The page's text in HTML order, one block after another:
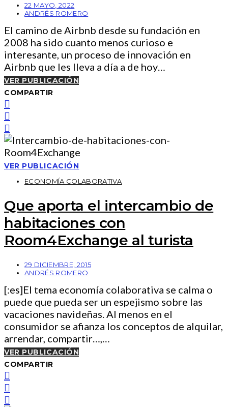
22 MAYO, 2022
ANDRÉS ROMERO
El camino de Airbnb desde su fundación en
2008 ha sido cuanto menos curioso e
interesante, un proceso de innovación en
Airbnb que les lleva a día a de hoy…
VER PUBLICACIÓN
COMPARTIR
VER PUBLICACIÓN
ECONOMÍA COLABORATIVA
Que aporta el intercambio de
habitaciones con
Room4Exchange al turista
29 DICIEMBRE, 2015
ANDRÉS ROMERO
[:es]El tema economía colaborativa se calma o
puede que pueda ser un espejismo sobre las
vacaciones navideñas. Al menos en el
consumidor se afianza los conceptos de alquilar,
arrendar, compartir…,…
VER PUBLICACIÓN
COMPARTIR